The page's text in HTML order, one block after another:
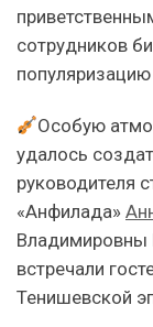
сотрудников
Особую
удалось
руководителя
«Анфилада»
Владимировны
встречали
Тенишевской